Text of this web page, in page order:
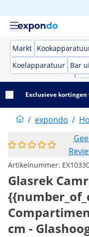
Markt
Koelapparatuur Bar
Exclusieve
/ expondo /
Artikelnummer:
Glasrek
cm -